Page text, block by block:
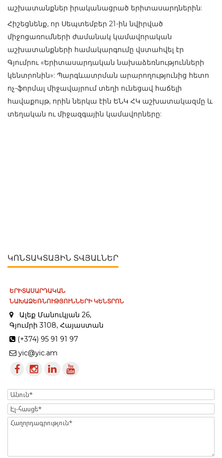
աշխատանքներ իրականացրած երիտասարդներին:
Հիշեցնենք, որ Սեպտեմբեր 21-ին նվիրված
միջոցառումների ժամանակ կամավորական
աշխատանքների համակարգումը վստահվել էր
Գյումրու «Երիտասարդական նախաձեռնությունների
կենտրոնին»: Պարգևատրման արարողությունից հետո
ոչ-ֆորմալ միջավայրում տեղի ունեցավ հաճելի
հավաքույթ, որին ներկա էին ԵՆԿ ՀԿ աշխատակազմը և
տեղական ու միջազգային կամավորները:
ԿՈՆՏԱԿՏԱՅԻՆ ՏՎՅԱԼՆԵՐ
ԵՐԻՏԱՍԱՐԴԱԿԱՆ
ՆԱԽԱՁԵՌՆՈՒԹՅՈՒՆՆԵՐԻ ԿԵՆՏՐՈՆ
Ալեք Մանուկյան 26,
Գյումրի 3108, Հայաստան
(+374) 95 91 91 97
yic@yic.am
Name
Էլ-
հասցե
Message